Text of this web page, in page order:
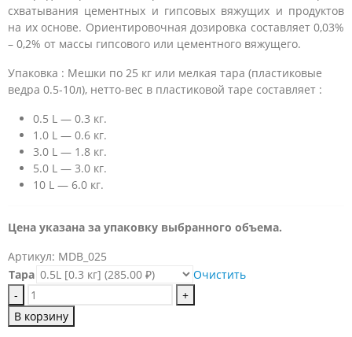
–
12
875.00 ₽
схватывания цементных и гипсовых вяжущих и продуктов
на их основе. Ориентировочная дозировка составляет 0,03%
– 0,2% от массы гипсового или цементного вяжущего.
Упаковка : Мешки по 25 кг или мелкая тара (пластиковые
ведра 0.5-10л), нетто-вес в пластиковой таре составляет :
0.5 L — 0.3 кг.
1.0 L — 0.6 кг.
3.0 L — 1.8 кг.
5.0 L — 3.0 кг.
10 L — 6.0 кг.
Цена указана за упаковку выбранного объема.
Артикул: MDB_025
Тара
Очистить
-
+
В корзину